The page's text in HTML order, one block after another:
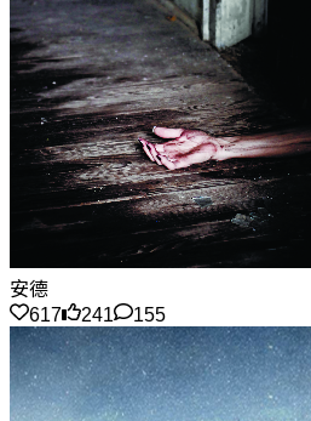
安德
617
241 155